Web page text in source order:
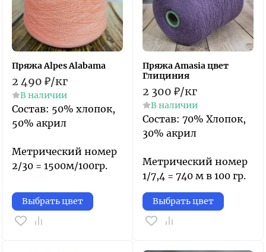
Пряжа Alpes Alabama
2 490 ₽/кг
В наличии
Состав: 50% хлопок,
50% акрил
Метрический номер
2/30 = 1500м/100гр.
Выбрать цвет
Пряжа Amasia цвет
Глициния
2 300 ₽/кг
В наличии
​Состав: 70% Хлопок,
30% акрил​
Метрический номер
1/7,4 = 740 м в 100 гр.
Выбрать цвет